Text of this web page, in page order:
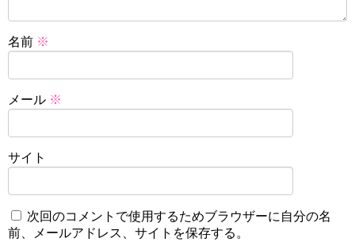
名前 ※
メール ※
サイト
次回のコメントで使用するためブラウザーに自分の名
前、メールアドレス、サイトを保存する。